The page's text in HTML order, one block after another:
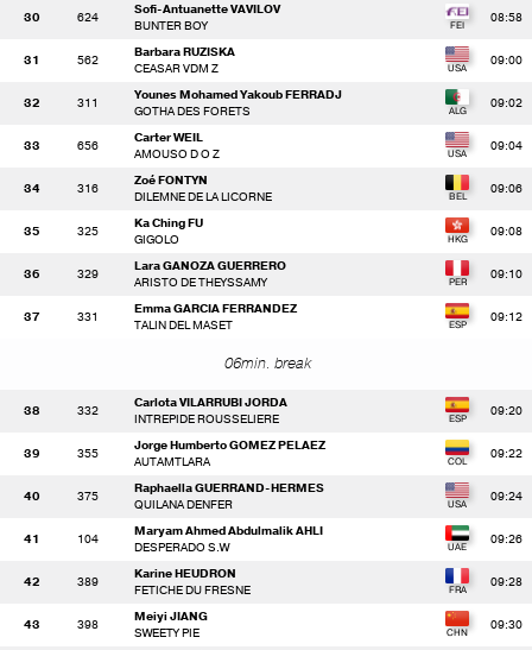
30 624
Sofi-Antuanette VAVILOV
BUNTER BOY
08:58
31 562
Barbara RUZISKA
CEASAR VDM Z
09:00
32 311
Younes Mohamed Yakoub FERRADJ
GOTHA DES FORETS
09:02
33 656
Carter WEIL
AMOUSO D O Z
09:04
34 316
Zoé FONTYN
DILEMNE DE LA LICORNE
09:06
35 325
Ka Ching FU
GIGOLO
09:08
36 329
Lara GANOZA GUERRERO
ARISTO DE THEYSSAMY
09:10
37 331
Emma GARCIA FERRANDEZ
TALIN DEL MASET
09:12
06min. break
38 332
Carlota VILARRUBI JORDA
INTREPIDE ROUSSELIERE
09:20
39 355
Jorge Humberto GOMEZ PELAEZ
AUTAMTLARA
09:22
40 375
Raphaella GUERRAND-HERMES
QUILANA DENFER
09:24
41 104
Maryam Ahmed Abdulmalik AHLI
DESPERADO S.W
09:26
42 389
Karine HEUDRON
FETICHE DU FRESNE
09:28
43 398
Meiyi JIANG
SWEETY PIE
09:30